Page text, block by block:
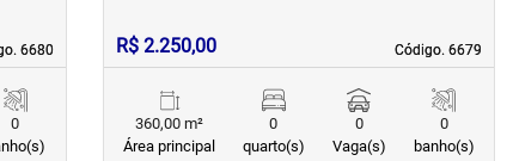
6680
6680
0
Código. 6679
Código. 6679
R$ 2.250,00
360,00 m²
Área principal
0
quarto(s)
0
Vaga(s)
0
banho(s)